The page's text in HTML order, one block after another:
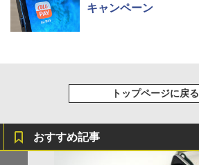
キャンペーン
トップページに戻る
おすすめ記事